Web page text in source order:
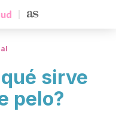
sirve
pelo?